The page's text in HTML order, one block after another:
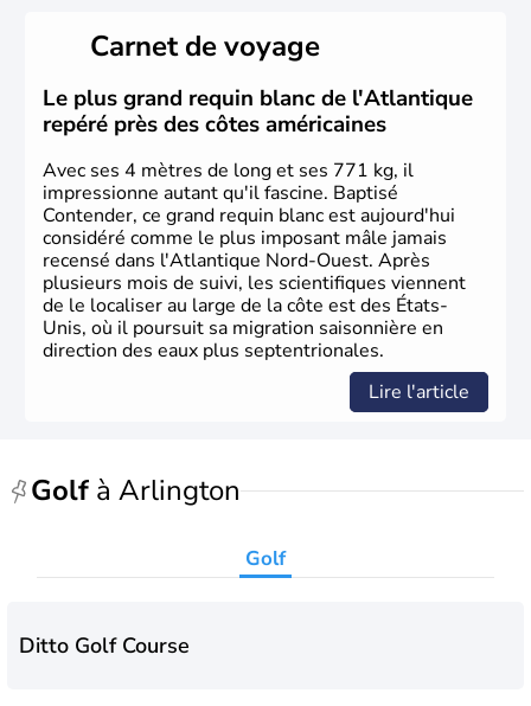
Plusieurs populations se sont succédées avant l'arrivée
des européens, suite à la découverte du continent par
Christophe Colomb en 1492. Les 13 colonies
britanniques proclament la Déclaration d'indépendance
en 1776 et adoptent leur première constitution en 1787.
La conquête de l'Ouest marque ensuite l'entrée dans une
phase de développement intense.
Carnet de voyage
Le plus grand requin blanc de l'Atlantique
repéré près des côtes américaines
Avec ses 4 mètres de long et ses 771 kg, il
impressionne autant qu'il fascine. Baptisé
Contender, ce grand requin blanc est aujourd'hui
considéré comme le plus imposant mâle jamais
recensé dans l'Atlantique Nord-Ouest. Après
plusieurs mois de suivi, les scientifiques viennent
de le localiser au large de la côte est des États-
Unis, où il poursuit sa migration saisonnière en
direction des eaux plus septentrionales.
Lire l'article
Golf à Arlington
Golf
Ditto Golf Course